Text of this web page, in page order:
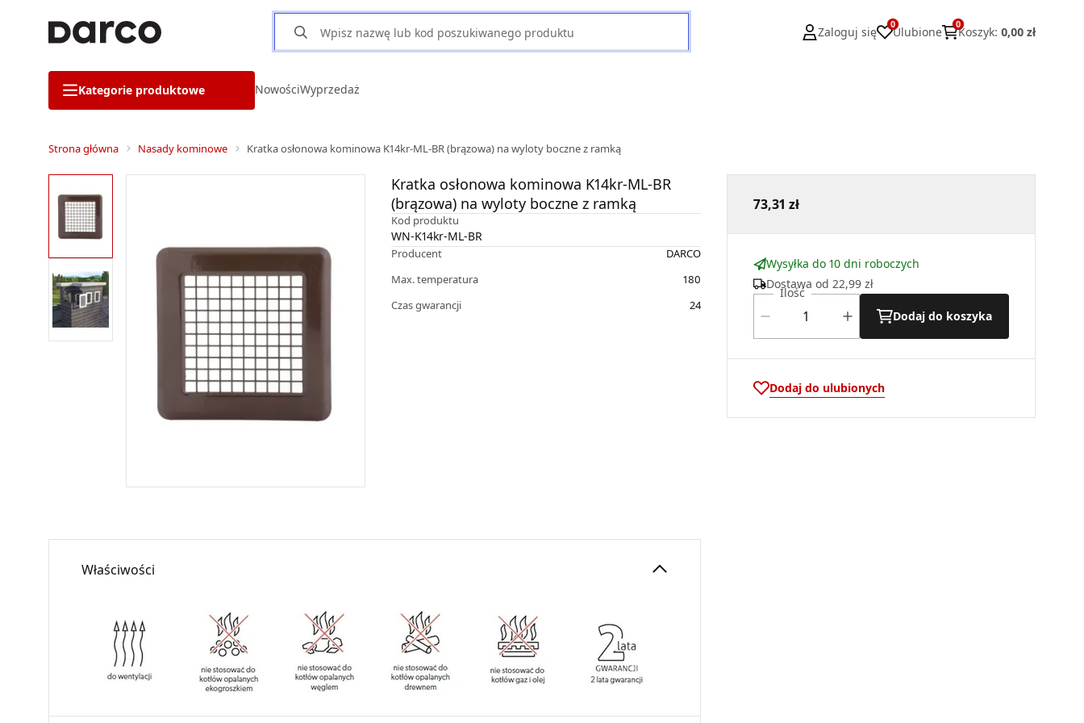
Zaloguj się
0
Ulubione
0
Koszyk: 0,00 zł
Kategorie produktowe NowościWyprzedaż
Strona główna Nasady kominowe Kratka osłonowa kominowa K14kr-ML-BR (brązowa) na wyloty boczne z ramką
Kratka osłonowa kominowa K14kr-ML-BR
(brązowa) na wyloty boczne z ramką
Kod produktu
WN-K14kr-ML-BR
Producent
DARCO
Max. temperatura
180
Czas gwarancji
24
73,31 zł
Wysyłka do 10 dni roboczych
Dostawa od 22,99 zł
Ilość
Dodaj do koszyka
Dodaj do ulubionych
Właściwości